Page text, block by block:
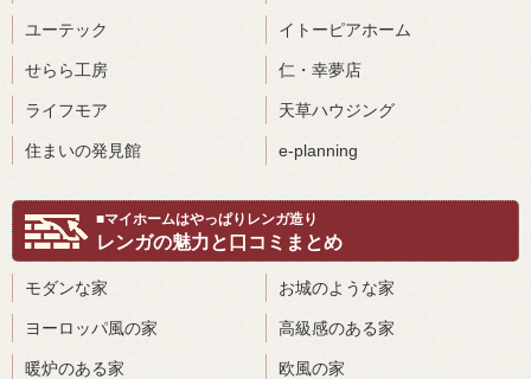
ユーテック イトーピアホーム
せらら工房 仁・幸夢店
ライフモア 天草ハウジング
住まいの発見館 e-planning
■マイホームはやっぱりレンガ造り
レンガの魅力と口コミまとめ
モダンな家 お城のような家
ヨーロッパ風の家 高級感のある家
暖炉のある家 欧風の家